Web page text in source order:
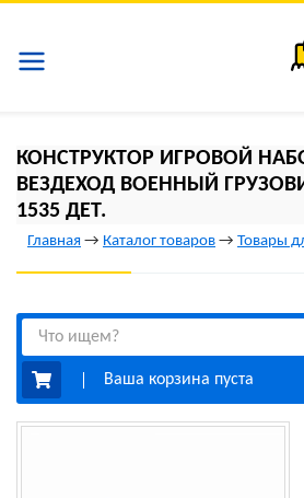
КОНСТРУКТОР ИГРОВОЙ
ВЕЗДЕХОД ВОЕННЫЙ
1535 ДЕТ.
Главная → Каталог товаров → Товары
Ваша корзина пуста